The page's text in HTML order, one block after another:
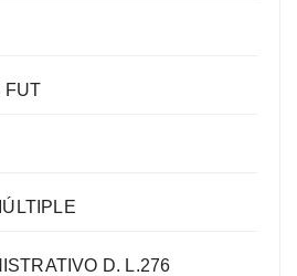
FUT
D. L.276